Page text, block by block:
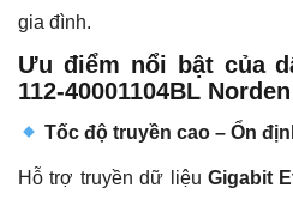
gia đình.
Ưu điểm nổi bật của
112-40001104BL Norden
Tốc độ truyền cao – Ổn
Hỗ trợ truyền dữ liệu Gigabit